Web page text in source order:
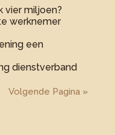
vier miljoen?
werknemer
een
dienstverband
Volgende Pagina »